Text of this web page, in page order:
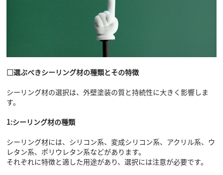
□選ぶべきシーリング材の種類とその特徴
シーリング材の選択は、外壁塗装の質と持続性に大きく影響しま
す。
1:シーリング材の種類
シーリング材には、シリコン系、変成シリコン系、アクリル系、ウ
レタン系、ポリウレタン系などがあります。
それぞれに特徴と適した用途があり、選択には注意が必要です。